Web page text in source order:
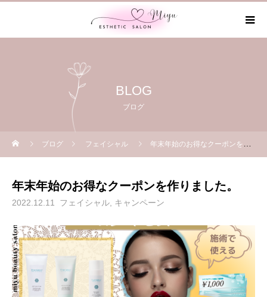
BLOG
ブログ
ブログ フェイシャル 年末年始のお得なクーポンを作りました。
年末年始のお得なクーポンを作りました。
2022.12.11 フェイシャル キャンペーン